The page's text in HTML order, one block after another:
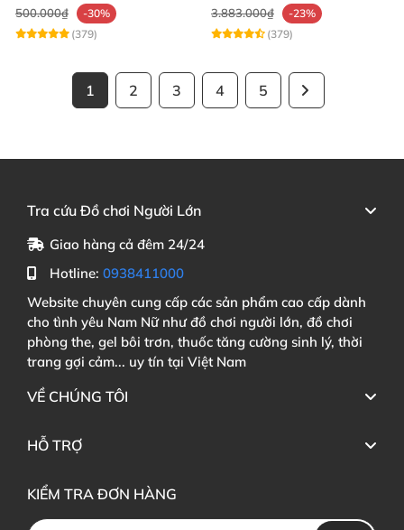
500.000₫
-30%
(379)
3.883.000₫
-23%
(379)
1 2 3 4 5
Tra cứu Đồ chơi Người Lớn
Giao hàng cả đêm 24/24
Hotline: 0938411000
Website chuyên cung cấp các sản phẩm cao cấp dành
cho tình yêu Nam Nữ như đồ chơi người lớn, đồ chơi
phòng the, gel bôi trơn, thuốc tăng cường sinh lý, thời
trang gợi cảm... uy tín tại Việt Nam
VỀ CHÚNG TÔI
HỖ TRỢ
KIỂM TRA ĐƠN HÀNG